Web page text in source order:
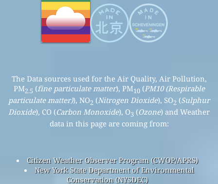
The Data sources used for the Air Quality, Air Pollution,
PM2.5 (fine particulate matter), PM10(PM10 (Respirable
particulate matter)), NO2 (Nitrogen Dioxide), SO2 (Sulphur
Dioxide), CO (Carbon Monoxide), O3 (Ozone) and Weather
data in this page are coming from:
Citizen Weather Observer Program (CWOP/APRS)
New York State Department of Environmental
Conservation (NYSDEC)